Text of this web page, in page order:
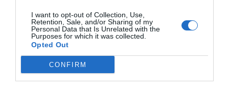
I want to opt-out of Collection, Use,
Retention, Sale, and/or Sharing of my
Personal Data that Is Unrelated with the
Purposes for which it was collected.
Opted Out
CONFIRM